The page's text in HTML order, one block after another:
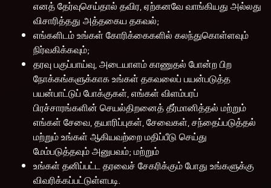
எனத் தேர்வுசெய்தால் தவிர, ஏற்கனவே வாங்கியது அல்லது
விசாரித்தது அத்தகைய தகவல்;
எங்களிடம் உங்கள் கோரிக்கைகளில் கலந்துகொள்ளவும்
நிர்வகிக்கவும்;
தரவு பகுப்பாய்வு, அடையாளம் காணுதல் போன்ற பிற
நோக்கங்களுக்காக உங்கள் தகவலைப் பயன்படுத்த
பயன்பாட்டுப் போக்குகள், எங்கள் விளம்பரப்
பிரச்சாரங்களின் செயல்திறனைத் தீர்மானித்தல் மற்றும்
எங்கள் சேவை, தயாரிப்புகள், சேவைகள், சந்தைப்படுத்தல்
மற்றும் உங்கள் ஆகியவற்றை மதிப்பீடு செய்து
மேம்படுத்தவும் அனுபவம்; மற்றும்
உங்கள் தனிப்பட்ட தரவைச் சேகரிக்கும் போது உங்களுக்கு
விவரிக்கப்பட்டுள்ளபடி.